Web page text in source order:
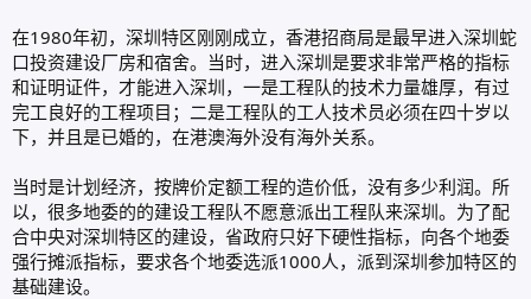
在1980年初，深圳特区刚刚成立，香港招商局是最早进入深圳蛇
口投资建设厂房和宿舍。当时，进入深圳是要求非常严格的指标
和证明证件，才能进入深圳，一是工程队的技术力量雄厚，有过
完工良好的工程项目；二是工程队的工人技术员必须在四十岁以
下，并且是已婚的，在港澳海外没有海外关系。
当时是计划经济，按牌价定额工程的造价低，没有多少利润。所
以，很多地委的的建设工程队不愿意派出工程队来深圳。为了配
合中央对深圳特区的建设，省政府只好下硬性指标，向各个地委
强行摊派指标，要求各个地委选派1000人，派到深圳参加特区的
基础建设。